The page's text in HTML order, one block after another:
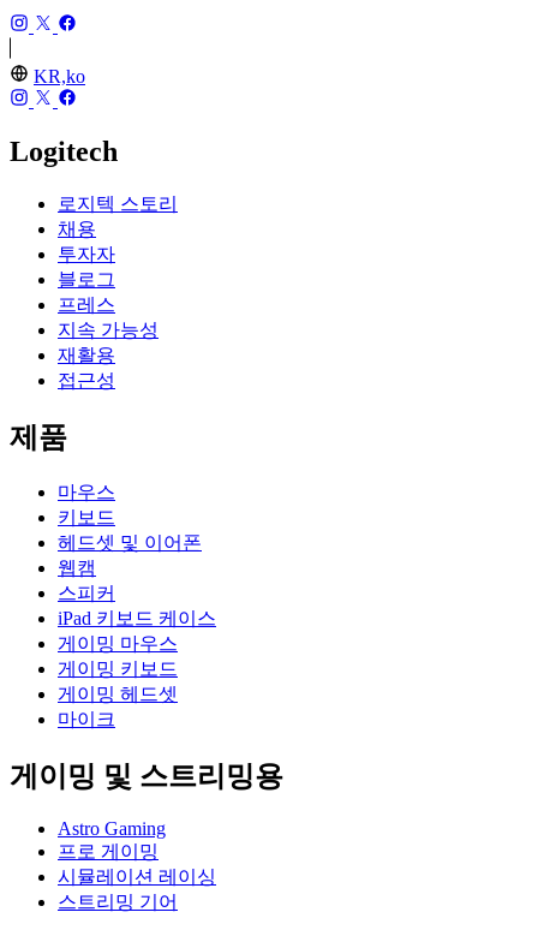
KR,ko
Logitech
로지텍 스토리
채용
투자자
블로그
프레스
지속 가능성
재활용
접근성
제품
마우스
키보드
헤드셋 및 이어폰
웹캠
스피커
iPad 키보드 케이스
게이밍 마우스
게이밍 키보드
게이밍 헤드셋
마이크
게이밍 및 스트리밍용
Astro Gaming
프로 게이밍
시뮬레이션 레이싱
스트리밍 기어